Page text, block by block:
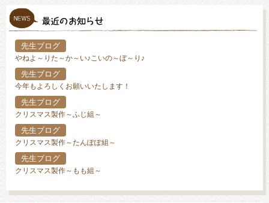
先生ブログ
やねよ～りた～か～い♪こいの～ぼ～り♪
先生ブログ
今年もよろしくお願いいたします！
先生ブログ
クリスマス製作～ふじ組～
先生ブログ
クリスマス製作～たんぽぽ組～
先生ブログ
クリスマス製作～もも組～